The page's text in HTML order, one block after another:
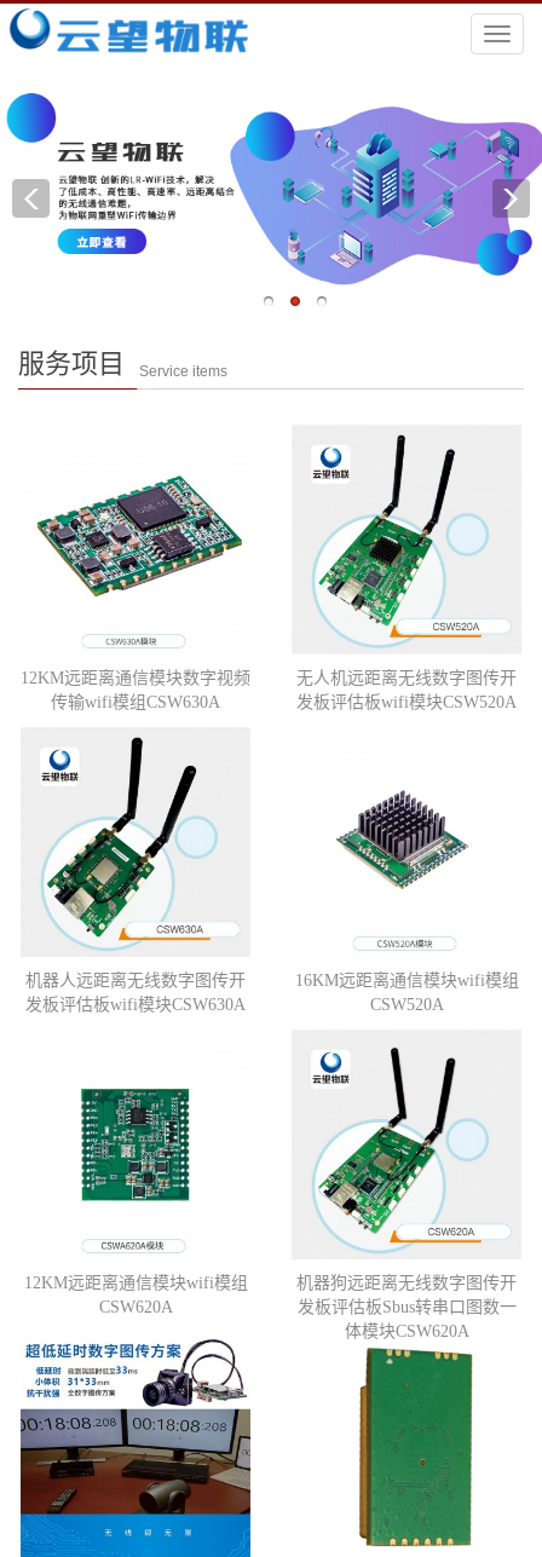
导
航
服务项目 Service items
12KM远距离通信模块数字视频
传输wifi模组CSW630A
无人机远距离无线数字图传开
发板评估板wifi模块CSW520A
机器人远距离无线数字图传开
发板评估板wifi模块CSW630A
16KM远距离通信模块wifi模组
CSW520A
12KM远距离通信模块wifi模组
CSW620A
机器狗远距离无线数字图传开
发板评估板Sbus转串口图数一
体模块CSW620A